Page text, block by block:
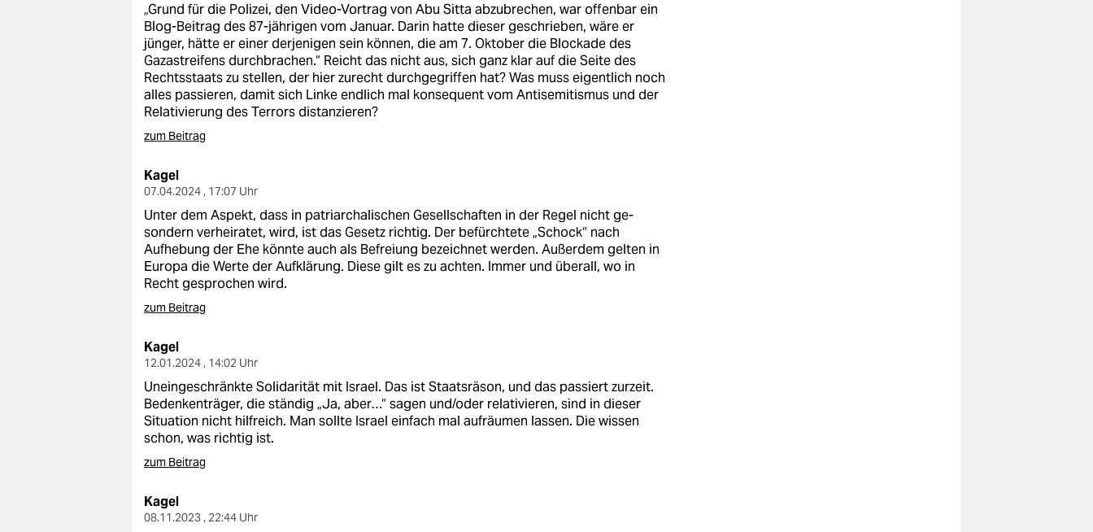
„Grund für die Polizei, den Video-Vortrag von Abu Sitta abzubrechen, war offenbar ein
Blog-Beitrag des 87-jährigen vom Januar. Darin hatte dieser geschrieben, wäre er
jünger, hätte er einer derjenigen sein können, die am 7. Oktober die Blockade des
Gazastreifens durchbrachen.“ Reicht das nicht aus, sich ganz klar auf die Seite des
Rechtsstaats zu stellen, der hier zurecht durchgegriffen hat? Was muss eigentlich noch
alles passieren, damit sich Linke endlich mal konsequent vom Antisemitismus und der
Relativierung des Terrors distanzieren?
zum Beitrag
Kagel
07.04.2024 , 17:07 Uhr
Unter dem Aspekt, dass in patriarchalischen Gesellschaften in der Regel nicht ge-
sondern verheiratet, wird, ist das Gesetz richtig. Der befürchtete „Schock“ nach
Aufhebung der Ehe könnte auch als Befreiung bezeichnet werden. Außerdem gelten in
Europa die Werte der Aufklärung. Diese gilt es zu achten. Immer und überall, wo in
Recht gesprochen wird.
zum Beitrag
Kagel
12.01.2024 , 14:02 Uhr
Uneingeschränkte Solidarität mit Israel. Das ist Staatsräson, und das passiert zurzeit.
Bedenkenträger, die ständig „Ja, aber…“ sagen und/oder relativieren, sind in dieser
Situation nicht hilfreich. Man sollte Israel einfach mal aufräumen lassen. Die wissen
schon, was richtig ist.
zum Beitrag
Kagel
08.11.2023 , 22:44 Uhr